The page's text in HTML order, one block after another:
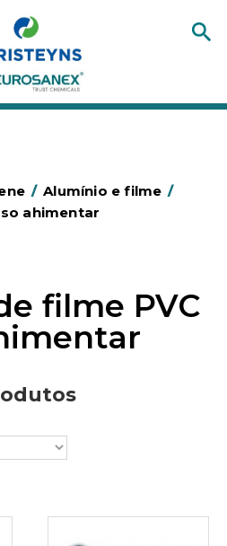
/ Alumínio e filme /
ahimentar
filme PVC